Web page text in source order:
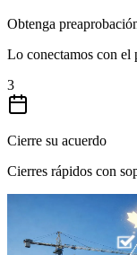
Obtenga
Lo conectamos con el
3
Cierre su acuerdo
Cierres rápidos con